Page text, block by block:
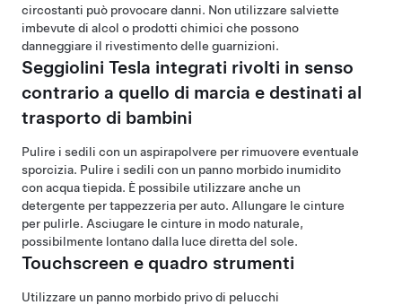
circostanti può provocare danni. Non utilizzare salviette
imbevute di alcol o prodotti chimici che possono
danneggiare il rivestimento delle guarnizioni.
Seggiolini Tesla integrati rivolti in senso
contrario a quello di marcia e destinati al
trasporto di bambini
Pulire i sedili con un aspirapolvere per rimuovere eventuale
sporcizia. Pulire i sedili con un panno morbido inumidito
con acqua tiepida. È possibile utilizzare anche un
detergente per tappezzeria per auto. Allungare le cinture
per pulirle. Asciugare le cinture in modo naturale,
possibilmente lontano dalla luce diretta del sole.
Touchscreen e quadro strumenti
Utilizzare un panno morbido privo di pelucchi